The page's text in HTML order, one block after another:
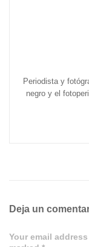
Periodista y
negro y el
Deja un
Your email